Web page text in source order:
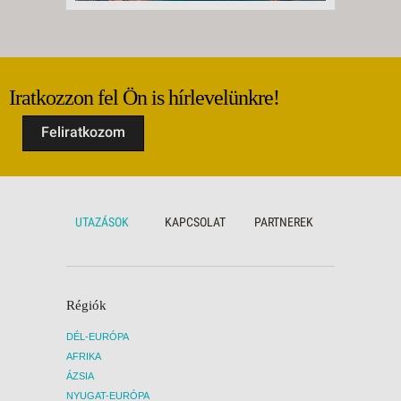
Iratkozzon fel Ön is hírlevelünkre!
Feliratkozom
UTAZÁSOK KAPCSOLAT PARTNEREK
Régiók
DÉL-EURÓPA
AFRIKA
ÁZSIA
NYUGAT-EURÓPA